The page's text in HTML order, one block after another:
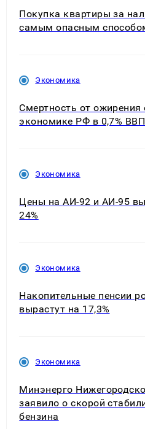
Покупка квартиры за
самым опасным
Экономика
Смертность от ожирения
экономике РФ в 0,7% ВВП
Экономика
Цены на АИ-92 и АИ-95
24%
Экономика
Накопительные пенсии
вырастут на 17,3%
Экономика
Минэнерго
заявило о скорой
бензина